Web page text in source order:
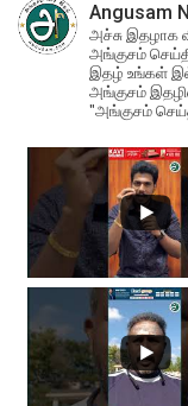
Angusam
அச்சு இதழாக
அங்குசம்
இதழ் உங்கள்
அங்குசம்
"அங்குசம்